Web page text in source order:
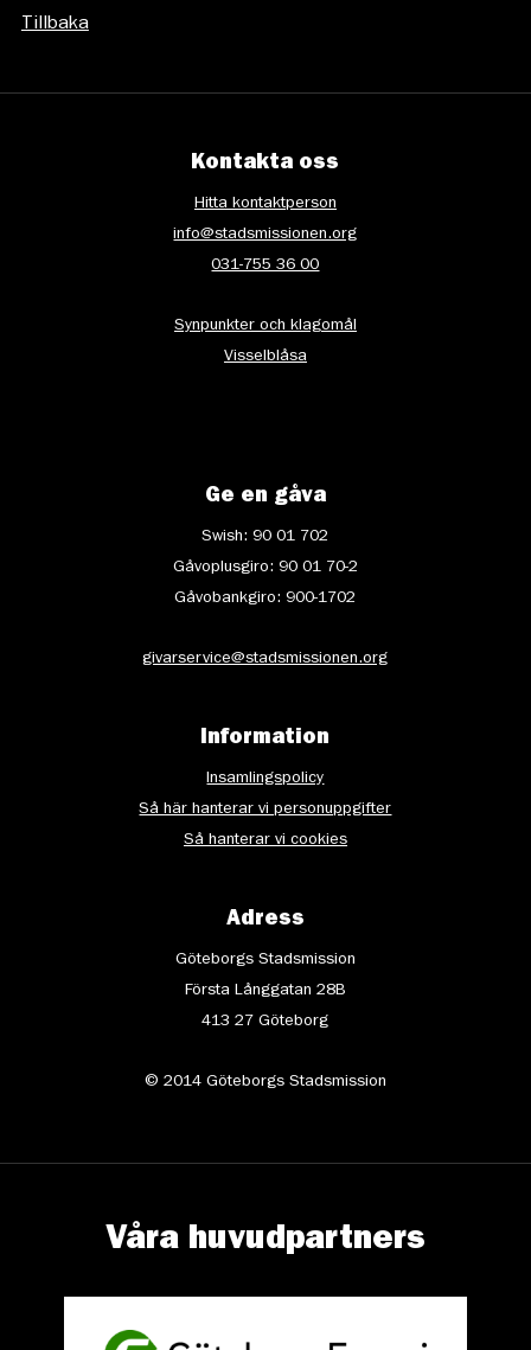
Tillbaka
Kontakta oss
Hitta kontaktperson
info@stadsmissionen.org
031-755 36 00
Synpunkter och klagomål
Visselblåsa
Ge en gåva
Swish: 90 01 702
Gåvoplusgiro: 90 01 70-2
Gåvobankgiro: 900-1702
givarservice@stadsmissionen.org
Information
Insamlingspolicy
Så här hanterar vi personuppgifter
Så hanterar vi cookies
Adress
Göteborgs Stadsmission
Första Långgatan 28B
413 27 Göteborg
© 2014 Göteborgs Stadsmission
Våra huvudpartners